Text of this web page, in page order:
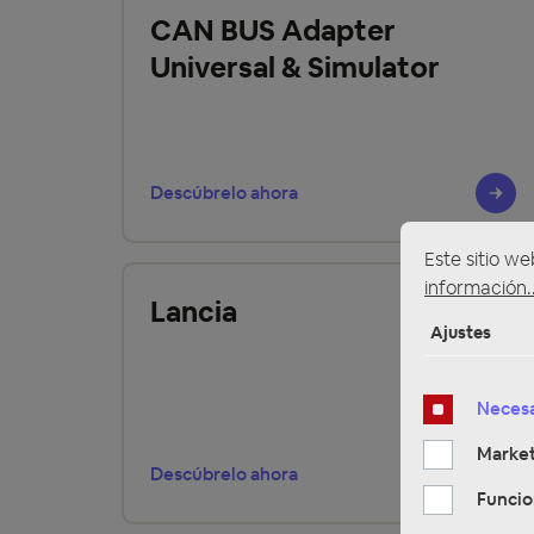
CAN BUS Adapter
Universal & Simulator
Descúbrelo ahora
Lancia
Descúbrelo ahora
Este sitio
Ajustes